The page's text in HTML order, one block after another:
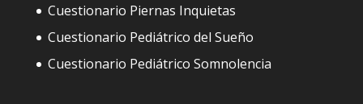
Cuestionario Piernas Inquietas
Cuestionario Pediátrico del Sueño
Cuestionario Pediátrico Somnolencia